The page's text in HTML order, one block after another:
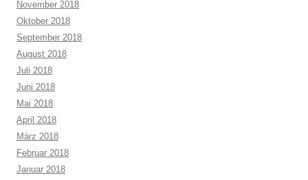
November 2018
Oktober 2018
September 2018
August 2018
Juli 2018
Juni 2018
Mai 2018
April 2018
März 2018
Februar 2018
Januar 2018